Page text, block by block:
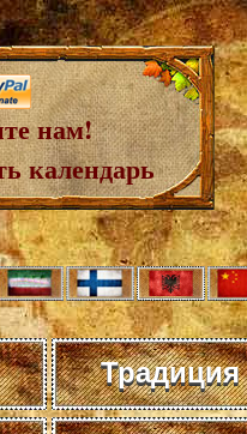
нам!
календарь
Традиция